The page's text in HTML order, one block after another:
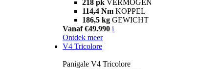
218 pk VERMOGEN
114,4 Nm KOPPEL
186,5 kg GEWICHT
Vanaf €49.990 i
Ontdek meer
V4 Tricolore
Panigale V4 Tricolore